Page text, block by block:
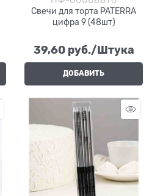
Свечи для торта PATERRA
цифра 9 (48шт)
39,60 руб./Штука
ДОБАВИТЬ